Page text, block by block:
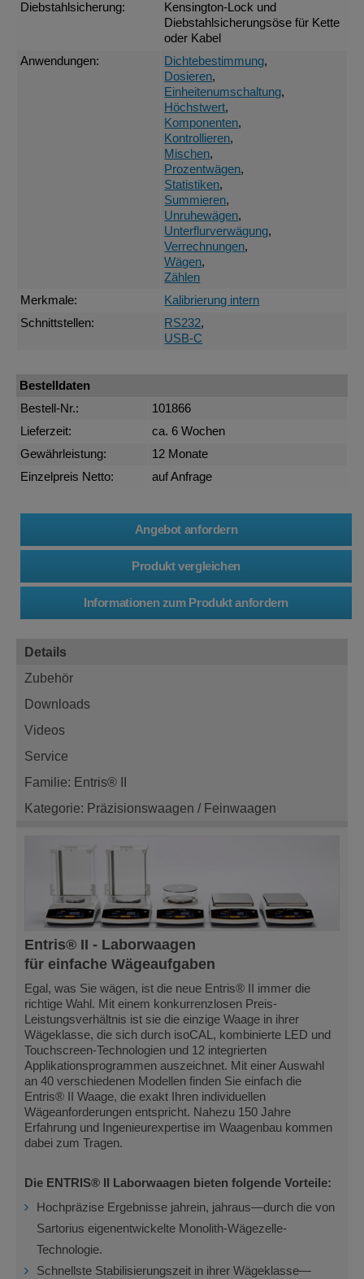
Diebstahlsicherung:
Kensington-Lock und
Diebstahlsicherungsöse für Kette
oder Kabel
Anwendungen:
Dichtebestimmung,
Dosieren,
Einheitenumschaltung,
Höchstwert,
Komponenten,
Kontrollieren,
Mischen,
Prozentwägen,
Statistiken,
Summieren,
Unruhewägen,
Unterflurverwägung,
Verrechnungen,
Wägen,
Zählen
Merkmale:
Kalibrierung intern
Schnittstellen:
RS232,
USB-C
Bestelldaten
Bestell-Nr.:
101866
Lieferzeit:
ca. 6 Wochen
Gewährleistung:
12 Monate
Einzelpreis Netto:
auf Anfrage
Details
Zubehör
Downloads
Videos
Service
Familie: Entris® II
Kategorie: Präzisionswaagen / Feinwaagen
Entris® II - Laborwaagen
für einfache Wägeaufgaben
Egal, was Sie wägen, ist die neue Entris® II immer die
richtige Wahl. Mit einem konkurrenzlosen Preis-
Leistungsverhältnis ist sie die einzige Waage in ihrer
Wägeklasse, die sich durch isoCAL, kombinierte LED und
Touchscreen-Technologien und 12 integrierten
Applikationsprogrammen auszeichnet. Mit einer Auswahl
an 40 verschiedenen Modellen finden Sie einfach die
Entris® II Waage, die exakt Ihren individuellen
Wägeanforderungen entspricht. Nahezu 150 Jahre
Erfahrung und Ingenieurexpertise im Waagenbau kommen
dabei zum Tragen.
Die ENTRIS® II Laborwaagen bieten folgende Vorteile:
Hochpräzise Ergebnisse jahrein, jahraus—durch die von
Sartorius eigenentwickelte Monolith-Wägezelle-
Technologie.
Schnellste Stabilisierungszeit in ihrer Wägeklasse—